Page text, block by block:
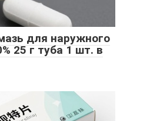
для наружного
25 г туба 1 шт. в